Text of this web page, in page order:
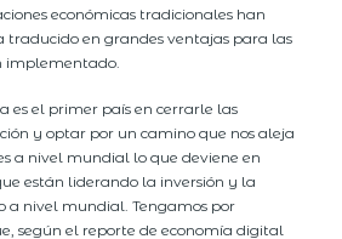
económicas tradicionales han
traducido en grandes ventajas para las
implementado.
es el primer país en cerrarle las
y optar por un camino que nos aleja
a nivel mundial lo que deviene en
están liderando la inversión y la
a nivel mundial. Tengamos por
según el reporte de economía digital